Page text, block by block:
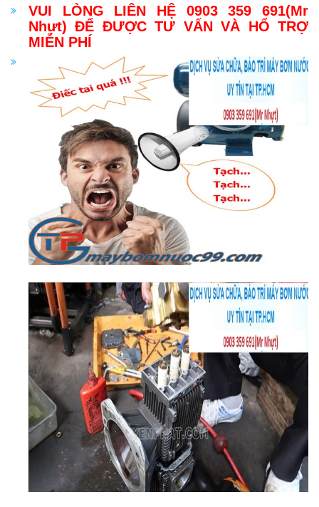
VUI LÒNG LIÊN HỆ 0903 359 691(Mr
Nhựt) ĐỂ ĐƯỢC TƯ VẤN VÀ HỔ TRỢ
MIỄN PHÍ